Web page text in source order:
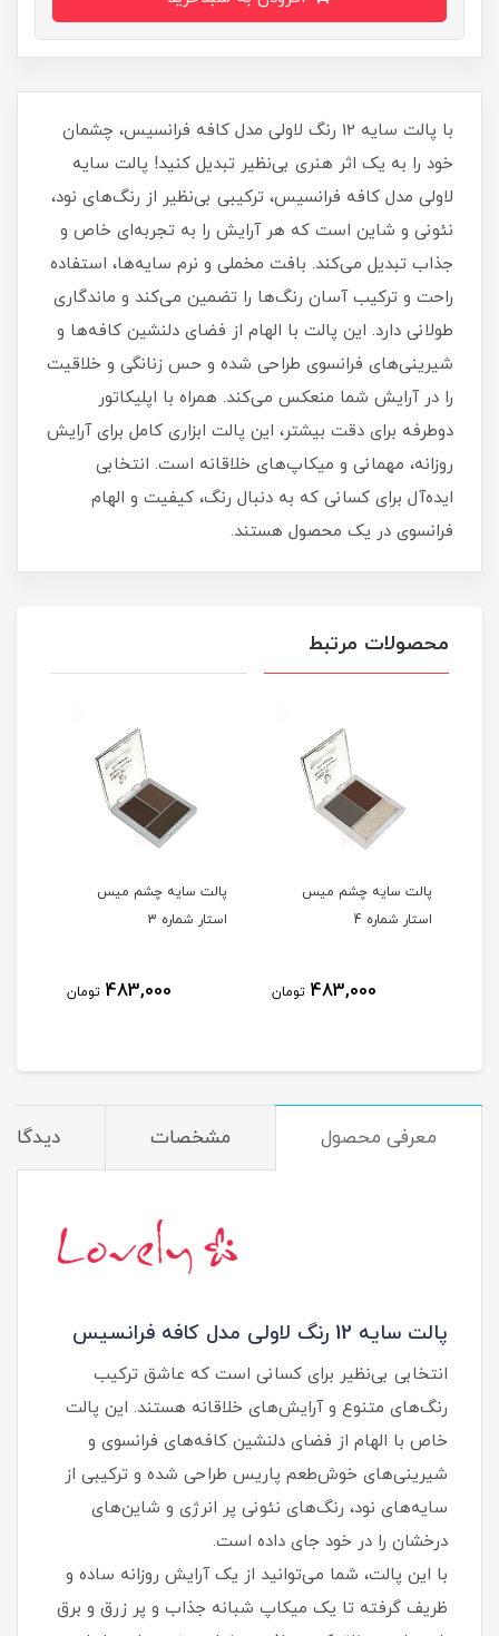
با پالت سایه 12 رنگ لاولی مدل کافه فرانسیس، چشمان
خود را به یک اثر هنری بی‌نظیر تبدیل کنید! پالت سایه
لاولی مدل کافه فرانسیس، ترکیبی بی‌نظیر از رنگ‌های نود،
نئونی و شاین است که هر آرایش‌ را به تجربه‌ای خاص و
جذاب تبدیل می‌کند. بافت مخملی و نرم سایه‌ها، استفاده
راحت و ترکیب آسان رنگ‌ها را تضمین می‌کند و ماندگاری
طولانی دارد. این پالت با الهام از فضای دلنشین کافه‌ها و
شیرینی‌های فرانسوی طراحی شده و حس زنانگی و خلاقیت
را در آرایش شما منعکس می‌کند. همراه با اپلیکاتور
دوطرفه برای دقت بیشتر، این پالت ابزاری کامل برای آرایش
روزانه، مهمانی و میکاپ‌های خلاقانه است. انتخابی
ایده‌آل برای کسانی که به دنبال رنگ، کیفیت و الهام
فرانسوی در یک محصول هستند.
محصولات مرتبط
پالت سایه چشم میس
استار شماره 4
483,000 تومان
پالت سایه چشم میس
استار شماره 3
483,000 تومان
معرفی محصول مشخصات
پالت سایه 12 رنگ لاولی مدل کافه فرانسیس
انتخابی بی‌نظیر برای کسانی است که عاشق ترکیب
رنگ‌های متنوع و آرایش‌های خلاقانه هستند. این پالت
خاص با الهام از فضای دلنشین کافه‌های فرانسوی و
شیرینی‌های خوش‌طعم پاریس طراحی شده و ترکیبی از
سایه‌های نود، رنگ‌های نئونی پر انرژی و شاین‌های
درخشان را در خود جای داده است.
با این پالت، شما می‌توانید از یک آرایش روزانه ساده و
ظریف گرفته تا یک میکاپ شبانه جذاب و پر زرق‌ و برق